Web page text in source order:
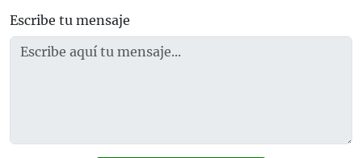
Escribe tu mensaje